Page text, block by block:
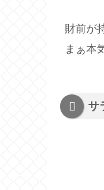
財前が
まぁ本
サ